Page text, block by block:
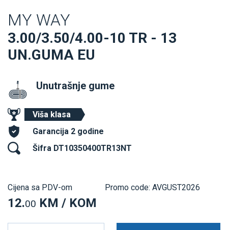
MY WAY
3.00/3.50/4.00-10 TR - 13
UN.GUMA EU
Unutrašnje gume
Viša klasa
Garancija 2 godine
Šifra DT10350400TR13NT
Cijena sa PDV-om
12.00 KM / KOM
Promo code: AVGUST2026